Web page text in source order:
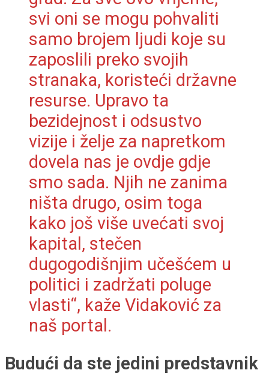
svi oni se mogu pohvaliti
samo brojem ljudi koje su
zaposlili preko svojih
stranaka, koristeći državne
resurse. Upravo ta
bezidejnost i odsustvo
vizije i želje za napretkom
dovela nas je ovdje gdje
smo sada. Njih ne zanima
ništa drugo, osim toga
kako još više uvećati svoj
kapital, stečen
dugogodišnjim učešćem u
politici i zadržati poluge
vlasti“, kaže Vidaković za
naš portal.
Budući da ste jedini predstavnik